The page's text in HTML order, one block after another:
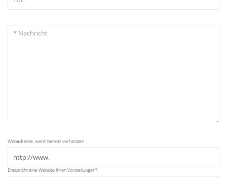
Webadresse, wenn bereits vorhanden
Entspricht eine Website Ihren Vorstellungen?: